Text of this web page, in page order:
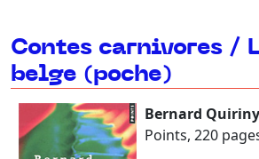
Contes carnivores /
belge (poche)
Bernard Quiriny
Points, 220